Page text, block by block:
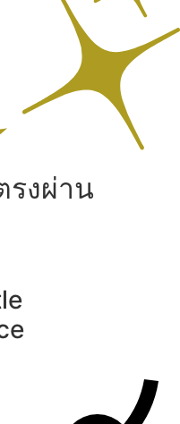
รงผ่าน